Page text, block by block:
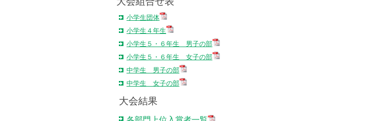
小学生団体
小学生４年生
小学生５・６年生 男子の部
小学生５・６年生 女子の部
中学生 男子の部
中学生 女子の部
大会結果